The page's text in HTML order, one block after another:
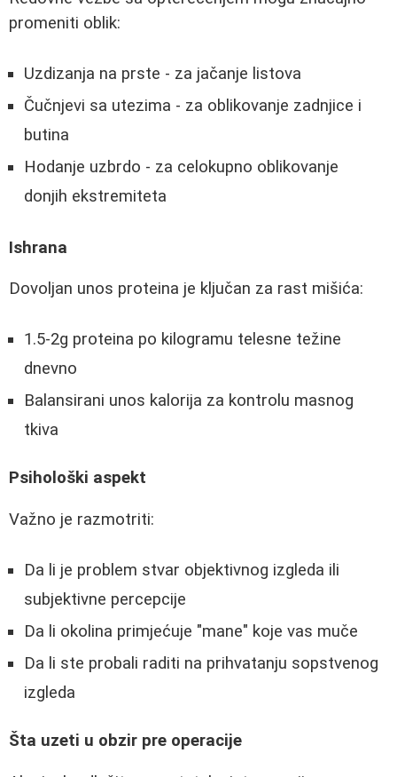
promeniti oblik:
Uzdizanja na prste - za jačanje listova
Čučnjevi sa utezima - za oblikovanje zadnjice i
butina
Hodanje uzbrdo - za celokupno oblikovanje
donjih ekstremiteta
Ishrana
Dovoljan unos proteina je ključan za rast mišića:
1.5-2g proteina po kilogramu telesne težine
dnevno
Balansirani unos kalorija za kontrolu masnog
tkiva
Psihološki aspekt
Važno je razmotriti:
Da li je problem stvar objektivnog izgleda ili
subjektivne percepcije
Da li okolina primjećuje "mane" koje vas muče
Da li ste probali raditi na prihvatanju sopstvenog
izgleda
Šta uzeti u obzir pre operacije